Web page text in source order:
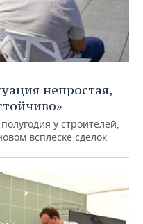
непростая,
у строителей,
всплеске сделок